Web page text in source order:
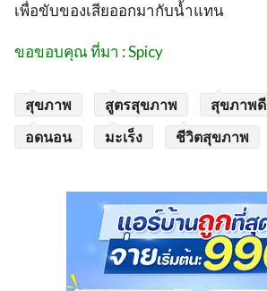
เพื่อขับของเสียออกมากับน้ำแทน
ขอขอบคุณ ที่มา : Spicy
สุขภาพ สูตรสุขภาพ สุขภาพดี
อดนอน
มะเร็ง ชีวิตสุขภาพ